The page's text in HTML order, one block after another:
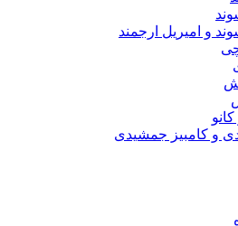
و امیریل ارجمند
و کامبیز جمشیدی